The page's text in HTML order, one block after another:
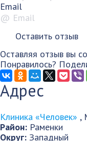
Email
Оставляя отзыв вы
Понравилось?
Адрес
Клиника «Человек» ,
Район: Раменки
Округ: Западный